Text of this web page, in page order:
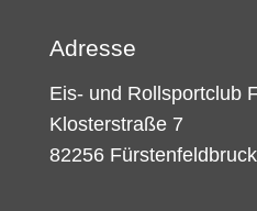
Adresse
Eis- und Rollsportclub
Klosterstraße 7
82256 Fürstenfeldbruck